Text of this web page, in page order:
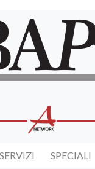
SERVIZI SPECIALI